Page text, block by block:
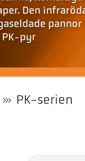
Den
pannor
PK-pyr
PK-serien